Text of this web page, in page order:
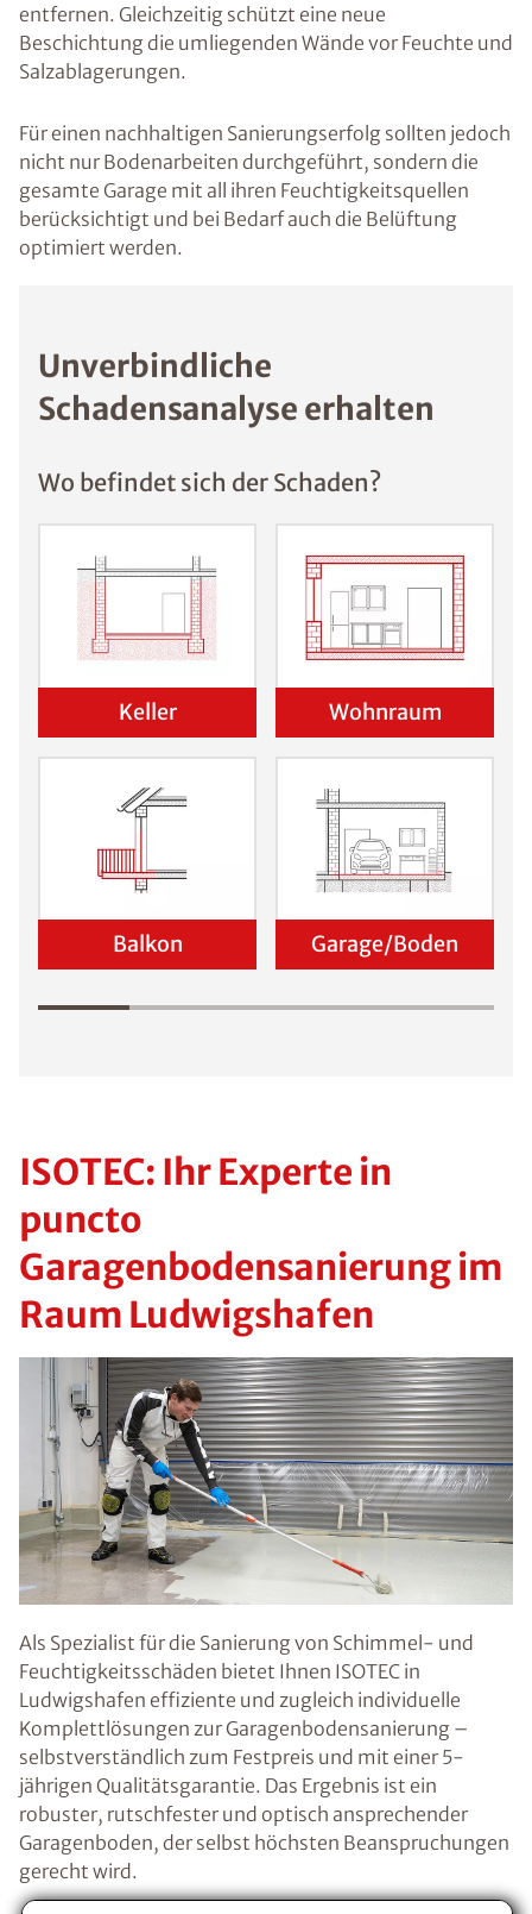
entfernen. Gleichzeitig schützt eine neue
Beschichtung die umliegenden Wände vor Feuchte und
Salzablagerungen.
Für einen nachhaltigen Sanierungserfolg sollten jedoch
nicht nur Bodenarbeiten durchgeführt, sondern die
gesamte Garage mit all ihren Feuchtigkeitsquellen
berücksichtigt und bei Bedarf auch die Belüftung
optimiert werden.
Unverbindliche
Schadensanalyse erhalten
Wo befindet sich der Schaden?
Keller Wohnraum
Balkon Garage/Boden
ISOTEC: Ihr Experte in
puncto
Garagenbodensanierung im
Raum Ludwigshafen
Als Spezialist für die Sanierung von Schimmel- und
Feuchtigkeitsschäden bietet Ihnen ISOTEC in
Ludwigshafen effiziente und zugleich individuelle
Komplettlösungen zur Garagenbodensanierung –
selbstverständlich zum Festpreis und mit einer 5-
jährigen Qualitätsgarantie. Das Ergebnis ist ein
robuster, rutschfester und optisch ansprechender
Garagenboden, der selbst höchsten Beanspruchungen
gerecht wird.